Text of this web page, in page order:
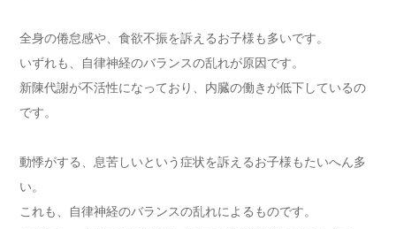
全身の倦怠感や、食欲不振を訴えるお子様も多いです。
いずれも、自律神経のバランスの乱れが原因です。
新陳代謝が不活性になっており、内臓の働きが低下しているの
です。
動悸がする、息苦しいという症状を訴えるお子様もたいへん多
い。
これも、自律神経のバランスの乱れによるものです。